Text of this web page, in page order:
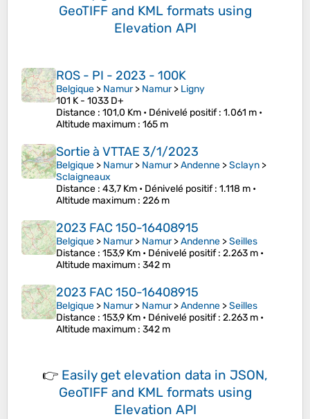
GeoTIFF and KML formats using
Elevation API
ROS - PI - 2023 - 100K
Belgique > Namur> Namur> Ligny
101 K - 1033 D+
Distance : 101,0 Km • Dénivelé positif: 1.061 m •
Altitude maximum : 165 m
Sortie à VTTAE 3/1/2023
Belgique > Namur> Namur>Andenne >Sclayn >
Sclaigneaux
Distance : 43,7 Km • Dénivelé positif: 1.118 m •
Altitude maximum : 226 m
2023 FAC 150-16408915
Belgique > Namur> Namur>Andenne >Seilles
Distance : 153,9 Km • Dénivelé positif: 2.263 m •
Altitude maximum : 342 m
2023 FAC 150-16408915
Belgique > Namur> Namur>Andenne >Seilles
Distance : 153,9 Km • Dénivelé positif: 2.263 m •
Altitude maximum : 342 m
👉 Easily get elevation data in JSON,
GeoTIFF and KML formats using
Elevation API